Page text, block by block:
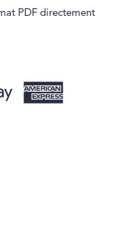
PDF directement